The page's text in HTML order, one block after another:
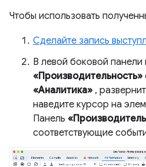
Чтобы использовать
Сделайте запись
В левой боковой панели
«Производительность»
«Аналитика» ,
наведите курсор на
Панель
соответствующие